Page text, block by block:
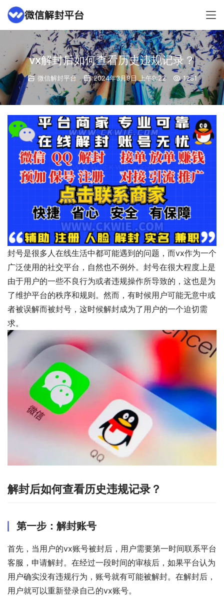
vx解封后如何查看历史违规记录？
微信解封平台 2024年3月9日 上午9:22 1281
封号是很多人在线生活中都可能遇到的问题，而vx作为一个
广泛使用的社交平台，自然也不例外。封号在很大程度上是
由于用户的一些不良行为或者违规操作所导致的，这也是为
了维护平台的秩序和规则。然而，有时候用户可能无意中或
者被误解而被封号，这时候解封成为了用户的一个迫切需
求。
解封后如何查看历史违规记录？
第一步：解封账号
首先，当用户的vx账号被封后，用户需要第一时间联系平台
客服，申请解封。在经过一段时间的审核后，如果平台认为
用户确实没有违规行为，账号就有可能被解封。在解封后，
用户就可以重新登录自己的vx账号。